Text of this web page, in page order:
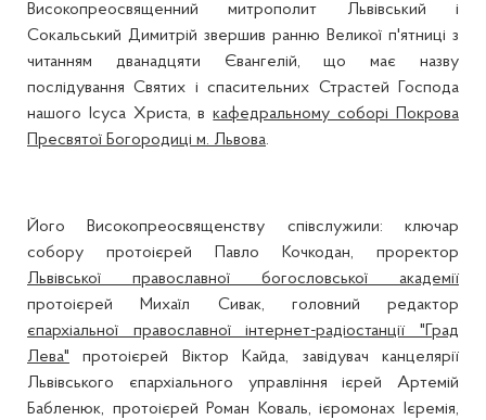
Високопреосвященний митрополит Львівський і
Сокальський Димитрій звершив ранню Великої п'ятниці з
читанням дванадцяти Євангелій, що має назву
послідування Святих і спасительних Страстей Господа
нашого Ісуса Христа, вкафедральному соборі Покрова
Пресвятої Богородиці м. Львова.
Його Високопреосвященству співслужили: ключар
собору протоієрей Павло Кочкодан, проректор
Львівської православної богословської академії
протоієрей Михаїл Сивак, головний редактор
єпархіальної православної інтернет-радіостанції "Град
Лева" протоієрей Віктор Кайда, завідувач канцелярії
Львівського єпархіального управління ієрей Артемій
Бабленюк, протоієрей Роман Коваль, ієромонах Ієремія,